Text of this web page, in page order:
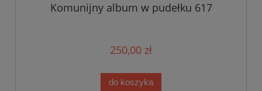
Komunijny album w pudełku 617
250,00 zł
do koszyka